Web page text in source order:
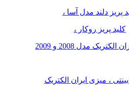
پریز دلند مدل آسا ،
کلید پریز روکار ،
مدل 2008 و 2009
، میزی ایران الکتریک